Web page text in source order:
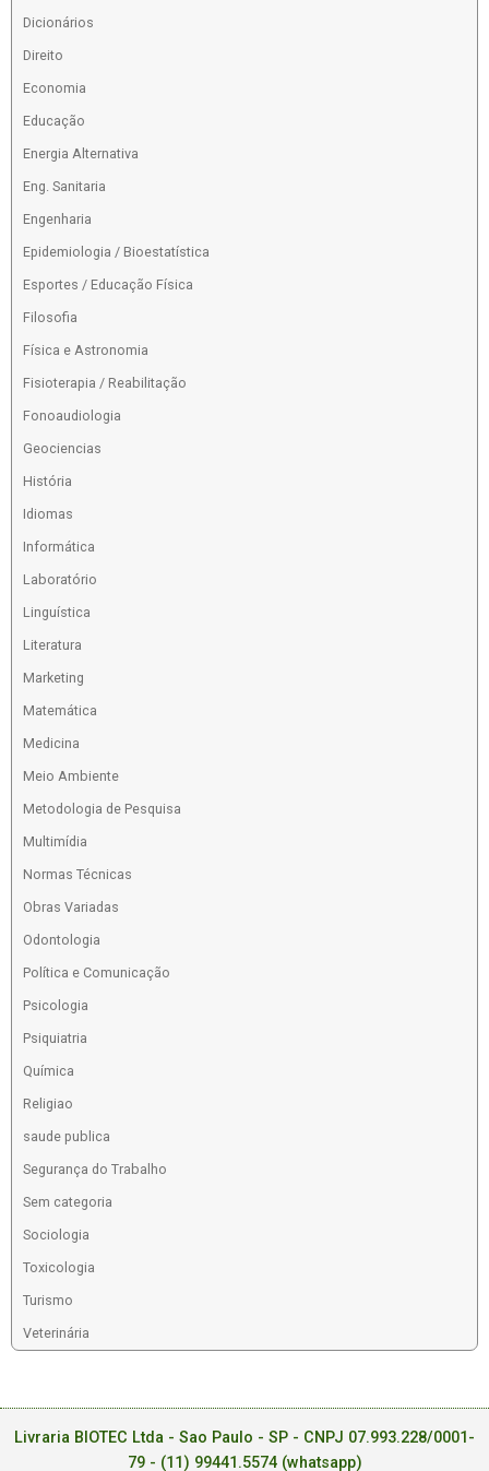
Dicionários
Direito
Economia
Educação
Energia Alternativa
Eng. Sanitaria
Engenharia
Epidemiologia / Bioestatística
Esportes / Educação Física
Filosofia
Física e Astronomia
Fisioterapia / Reabilitação
Fonoaudiologia
Geociencias
História
Idiomas
Informática
Laboratório
Linguística
Literatura
Marketing
Matemática
Medicina
Meio Ambiente
Metodologia de Pesquisa
Multimídia
Normas Técnicas
Obras Variadas
Odontologia
Política e Comunicação
Psicologia
Psiquiatria
Química
Religiao
saude publica
Segurança do Trabalho
Sem categoria
Sociologia
Toxicologia
Turismo
Veterinária
Livraria BIOTEC Ltda - Sao Paulo - SP - CNPJ 07.993.228/0001-
79 - (11) 99441.5574 (whatsapp)